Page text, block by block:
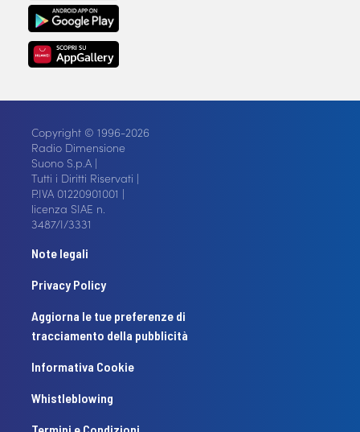
Copyright © 1996-2026
Radio Dimensione
Suono S.p.A |
Tutti i Diritti Riservati |
P.IVA 01220901001 |
licenza SIAE n.
3487/I/3331
Note legali
Privacy Policy
Aggiorna le tue preferenze di
tracciamento della pubblicità
Informativa Cookie
Whistleblowing
Termini e Condizioni